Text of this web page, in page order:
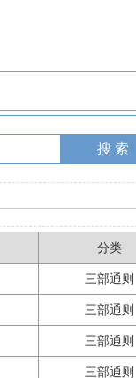
分类
三部通则
三部通则
三部通则
三部通则